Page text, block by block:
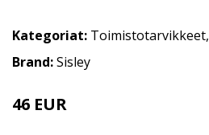
Kategoriat: Toimistotarvikkeet,
Brand:Sisley
46 EUR